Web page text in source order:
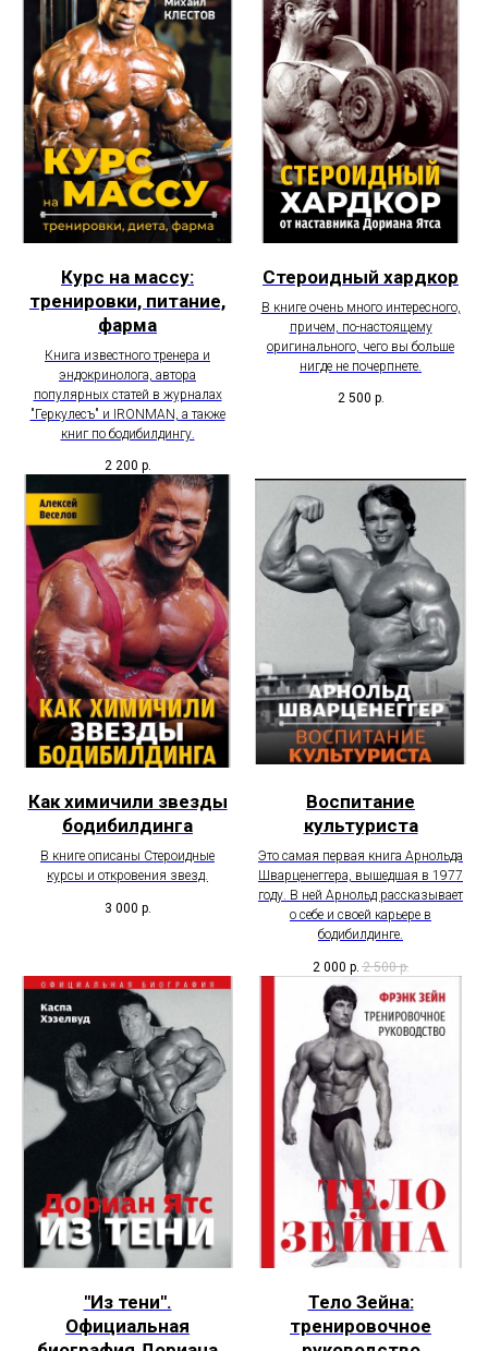
Курс на массу:
тренировки, питание,
фарма
Книга известного тренера и
эндокринолога, автора
популярных статей в журналах
"Геркулесъ" и IRONMAN, а также
книг по бодибилдингу.
2 200 р.
Стероидный хардкор
В книге очень много интересного,
причем, по-настоящему
оригинального, чего вы больше
нигде не почерпнете.
2 500 р.
Как химичили звезды
бодибилдинга
В книге описаны Стероидные
курсы и откровения звезд.
3 000 р.
Воспитание
культуриста
Это самая первая книга Арнольда
Шварценеггера, вышедшая в 1977
году. В ней Арнольд рассказывает
о себе и своей карьере в
бодибилдинге.
2 000 р. 2 500 р.
"Из тени".
Официальная
Тело Зейна:
тренировочное